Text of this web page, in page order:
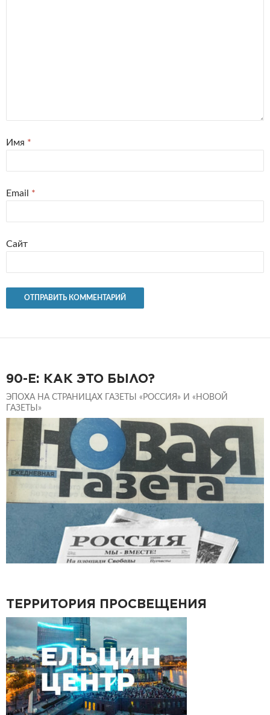
Имя *
Email *
Сайт
90-Е: КАК ЭТО БЫЛО?
ЭПОХА НА СТРАНИЦАХ ГАЗЕТЫ «РОССИЯ» И «НОВОЙ
ГАЗЕТЫ»
ТЕРРИТОРИЯ ПРОСВЕЩЕНИЯ